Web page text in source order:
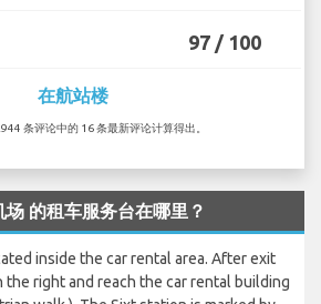
97 / 100
在航站楼
条评论中的 16 条最新评论计算得出。
的租车服务台在哪里？
inside the car rental area. After exit
the right and reach the car rental building